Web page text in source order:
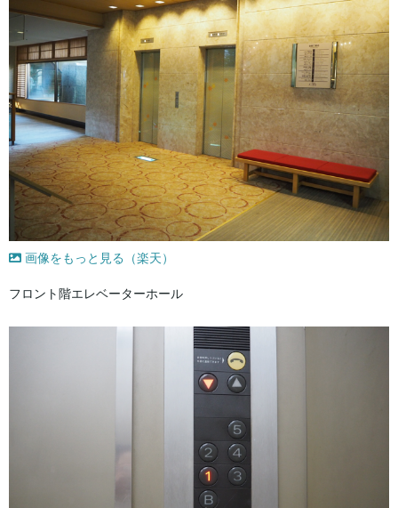
画像をもっと見る（楽天）
フロント階エレベーターホール